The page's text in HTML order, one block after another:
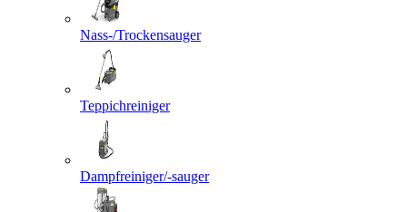
Nass-/Trockensauger
Teppichreiniger
Dampfreiniger/-sauger